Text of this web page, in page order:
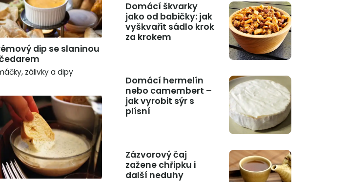
dip se slaninou
zálivky a dipy
Domácí škvarky
jako od babičky: jak
vyškvařit sádlo krok
za krokem
Domácí hermelín
nebo camembert –
jak vyrobit sýr s
plísní
Zázvorový čaj
zažene chřipku i
další neduhy